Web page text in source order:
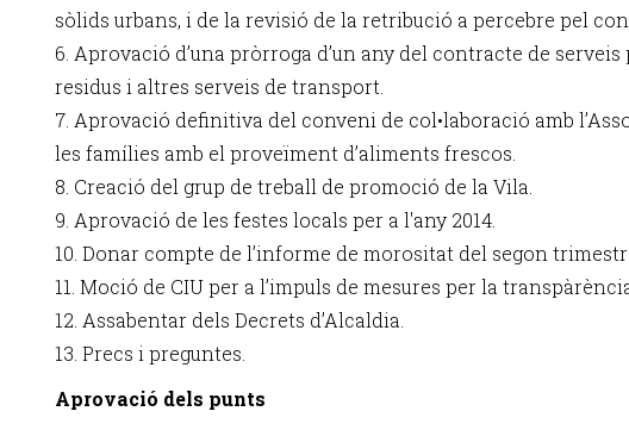
sòlids urbans, i de la revisió de la retribució a percebre pel
6. Aprovació d’una pròrroga d’un any del contracte de
residus i altres serveis de transport.
7. Aprovació definitiva del conveni de col•laboració amb
les famílies amb el proveïment d’aliments frescos.
8. Creació del grup de treball de promoció de la Vila.
9. Aprovació de les festes locals per a l'any 2014.
10. Donar compte de l’informe de morositat del segon
11. Moció de CIU per a l’impuls de mesures per la
12. Assabentar dels Decrets d’Alcaldia.
13. Precs i preguntes.
Aprovació dels punts